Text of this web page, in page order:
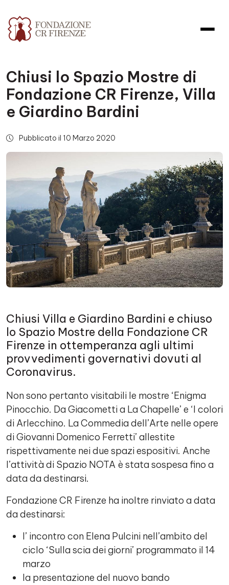
Chiusi lo Spazio Mostre di
Fondazione CR Firenze, Villa
e Giardino Bardini
Pubblicato il 10 Marzo 2020
Chiusi Villa e Giardino Bardini e chiuso
lo Spazio Mostre della Fondazione CR
Firenze in ottemperanza agli ultimi
provvedimenti governativi dovuti al
Coronavirus.
Non sono pertanto visitabili le mostre ‘Enigma
Pinocchio. Da Giacometti a La Chapelle’ e ‘I colori
di Arlecchino. La Commedia dell’Arte nelle opere
di Giovanni Domenico Ferretti’ allestite
rispettivamente nei due spazi espositivi. Anche
l’attività di Spazio NOTA è stata sospesa fino a
data da destinarsi.
Fondazione CR Firenze ha inoltre rinviato a data
da destinarsi:
l’ incontro con Elena Pulcini nell’ambito del
ciclo ‘Sulla scia dei giorni’ programmato il 14
marzo
la presentazione del nuovo bando